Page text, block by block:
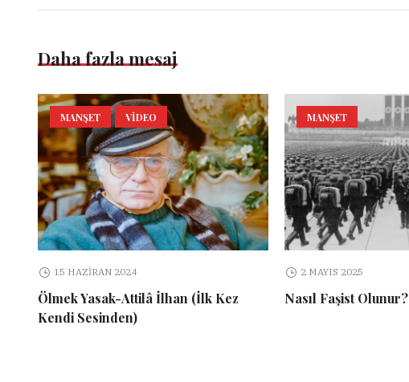
Daha fazla mesaj
MANŞET VIDEO
15 HAZIRAN 2024
Ölmek Yasak-Attilâ İlhan (İlk Kez
Kendi Sesinden)
MANŞET
2 MAYIS 2025
Nasıl Faşist Olunur?